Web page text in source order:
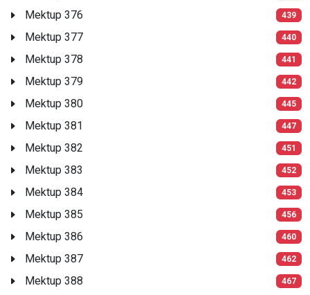
Mektup 376 439
Mektup 377 440
Mektup 378 441
Mektup 379 442
Mektup 380 445
Mektup 381 447
Mektup 382 451
Mektup 383 452
Mektup 384 453
Mektup 385 456
Mektup 386 460
Mektup 387 462
Mektup 388 467